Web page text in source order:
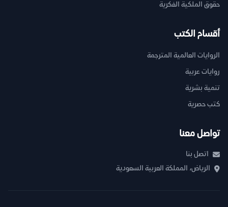
حقوق الملكية الفكرية
أقسام الكتب
الروايات العالمية المترجمة
روايات عربية
تنمية بشرية
كتب حصرية
تواصل معنا
اتصل بنا
الرياض، المملكة العربية السعودية